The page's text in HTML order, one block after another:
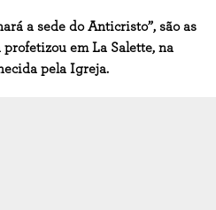
a sede do Anticristo”, são as
em La Salette, na
pela Igreja.